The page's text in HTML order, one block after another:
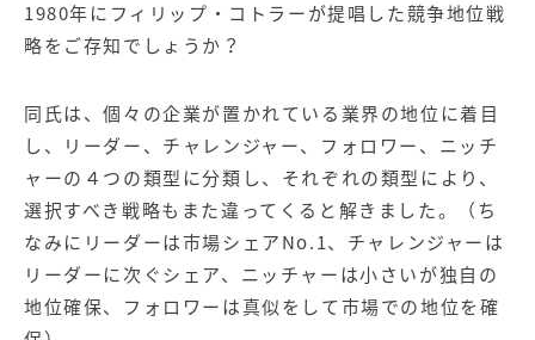
1980年にフィリップ・コトラーが提唱した競争地位戦
略をご存知でしょうか？
同氏は、個々の企業が置かれている業界の地位に着目
し、リーダー、チャレンジャー、フォロワー、ニッチ
ャーの４つの類型に分類し、それぞれの類型により、
選択すべき戦略もまた違ってくると解きました。（ち
なみにリーダーは市場シェアNo.1、チャレンジャーは
リーダーに次ぐシェア、ニッチャーは小さいが独自の
地位確保、フォロワーは真似をして市場での地位を確